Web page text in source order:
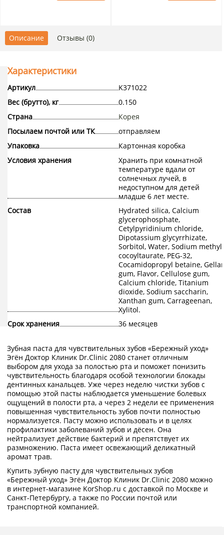
Описание Отзывы (0)
Характеристики
Артикул
K371022
Вес (брутто), кг
0.150
Страна
Корея
Посылаем почтой или ТК
отправляем
Упаковка
Картонная коробка
Условия хранения
Хранить при комнатной
температуре вдали от
солнечных лучей, в
недоступном для детей
младше 6 лет месте.
Состав
Hydrated silica, Calcium
glycerophosphate,
Cetylpyridinium chloride,
Dipotassium glycyrrhizate,
Sorbitol, Water, Sodium methyl
cocoyltaurate, PEG-32,
Cocamidopropyl betaine,
gum, Flavor, Cellulose gum,
Calcium chloride, Titanium
dioxide, Sodium saccharin,
Xanthan gum, Carrageenan,
Xylitol.
Срок хранения
36 месяцев
Зубная паста для чувствительных зубов «Бережный уход»
Эгён Доктор Клиник Dr.Clinic 2080 станет отличным
выбором для ухода за полостью рта и поможет понизить
чувствительность благодаря особой технологии блокады
дентинных канальцев. Уже через неделю чистки зубов с
помощью этой пасты наблюдается уменьшение болевых
ощущений в полости рта, а через 2 недели ее применения
повышенная чувствительность зубов почти полностью
нормализуется. Пасту можно использовать и в целях
профилактики заболеваний зубов и дёсен. Она
нейтрализует действие бактерий и препятствует их
размножению. Паста имеет освежающий деликатный
аромат трав.
Купить зубную пасту для чувствительных зубов
«Бережный уход» Эгён Доктор Клиник Dr.Clinic 2080 можно
в интернет-магазине KorShop.ru с доставкой по Москве и
Санкт-Петербургу, а также по России почтой или
транспортной компанией.